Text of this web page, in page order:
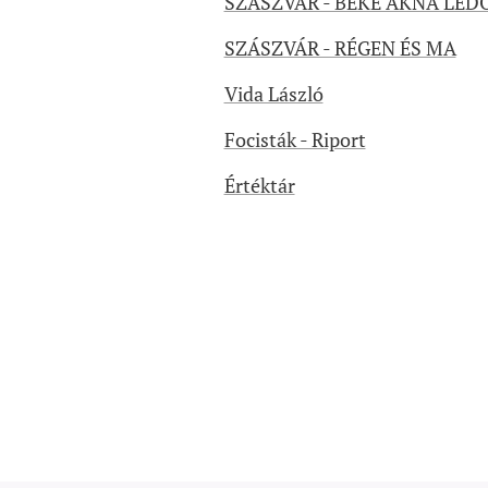
SZÁSZVÁR - RÉGEN ÉS MA
Vida László
Focisták - Riport
Értéktár